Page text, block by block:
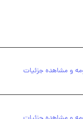
و مشاهده جزئیات